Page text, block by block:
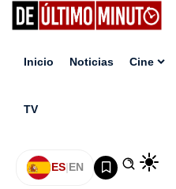
Inicio Noticias Cine
TV
ES|EN